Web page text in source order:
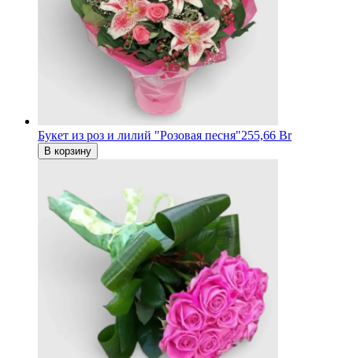
Букет из роз и лилий "Розовая песня"255,66 Br
В корзину